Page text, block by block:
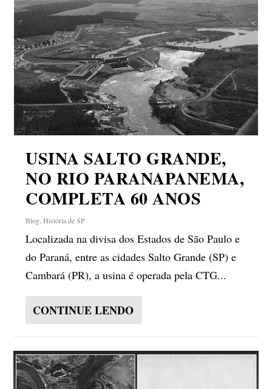
USINA SALTO GRANDE,
NO RIO PARANAPANEMA,
COMPLETA 60 ANOS
Blog ,História de SP
Localizada na divisa dos Estados de São Paulo e
do Paraná, entre as cidades Salto Grande (SP) e
Cambará (PR), a usina é operada pela CTG...
CONTINUE LENDO